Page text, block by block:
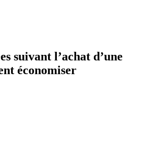
suivant l’achat d’une
économiser